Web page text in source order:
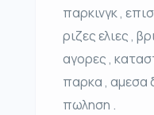
παρκινγκ ,
ριζες ελιες ,
αγορες ,
παρκα , αμεσα
πωληση .